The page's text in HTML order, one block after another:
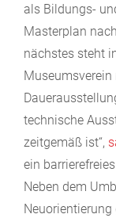
als Bildungs-
Masterplan
nächstes steht
technische
zeitgemäß ist“,
ein
Neben dem